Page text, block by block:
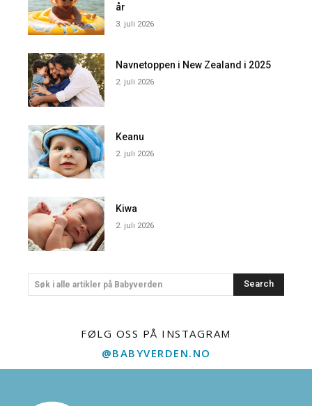
år
3. juli 2026
Navnetoppen i New Zealand i 2025
2. juli 2026
Keanu
2. juli 2026
Kiwa
2. juli 2026
Søk i alle artikler på Babyverden Search
FØLG OSS PÅ INSTAGRAM
@BABYVERDEN.NO